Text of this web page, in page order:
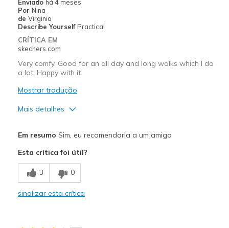
Enviado há 4 meses
Por Nina
de Virginia
Describe Yourself Practical
CRÍTICA EM
skechers.com
Very comfy. Good for an all day and long walks which I do
a lot. Happy with it.
Mostrar tradução
Mais detalhes
Breathe Well
Comfortable
Em resumo Sim, eu recomendaria a um amigo
Esta crítica foi útil?
3 0
sinalizar esta crítica